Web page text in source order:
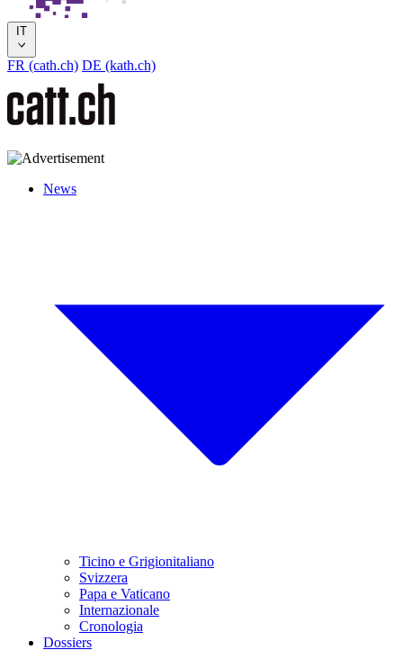
IT
FR (cath.ch) DE (kath.ch)
News
Ticino e Grigionitaliano
Svizzera
Papa e Vaticano
Internazionale
Cronologia
Dossiers